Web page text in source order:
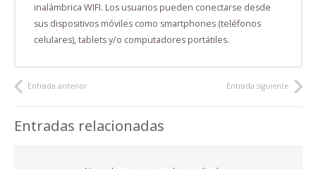
inalámbrica WIFI. Los usuarios pueden conectarse desde
sus dispositivos móviles como smartphones (teléfonos
celulares), tablets y/o computadores portátiles.
Entrada anterior Entrada siguiente
Entradas relacionadas